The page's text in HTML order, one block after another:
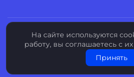
© 2012–2026
Политика
На сайте используются
работу, вы соглашаетесь с
Принять